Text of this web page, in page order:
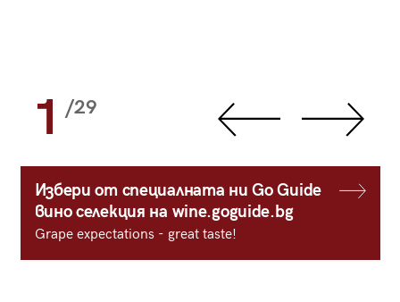
1 /29
Избери от специалната ни Go Guide
вино селекция на wine.goguide.bg
Grape expectations - great taste!